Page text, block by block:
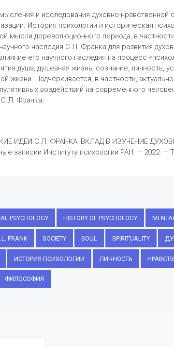
и исследования духовно-
История психологии и историческая
мысли дореволюционного периода, в
наследия С.Л. Франка для развития
его научного наследия на процесс
душа, душевная жизнь, сознание, личность,
жизни. Подчеркивается, в частности,
воздействий на современного
С.Л. Франка.
ИДЕИ С.Л. ФРАНКА: ВКЛАД B ИЗУЧЕНИЕ
записки Института психологии РАН. – 2022.
PSYCHOLOGY HISTORY OF PSYCHOLOGY
FRANK SOCIETY SOUL SPIRITUALITY
ИСТОРИЯ ПСИХОЛОГИИ ЛИЧНОСТЬ
ФИЛОСОФИЯ